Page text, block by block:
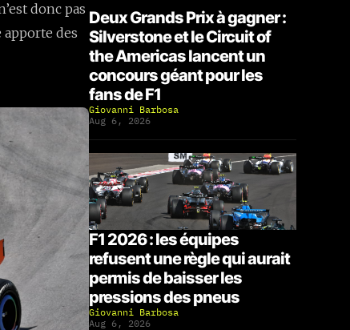
donc pas
apporte des
Deux Grands Prix à gagner :
Silverstone et le Circuit of
the Americas lancent un
concours géant pour les
fans de F1
Giovanni Barbosa
Aug 6, 2026
F1 2026 : les équipes
refusent une règle qui aurait
permis de baisser les
pressions des pneus
Giovanni Barbosa
Aug 6, 2026